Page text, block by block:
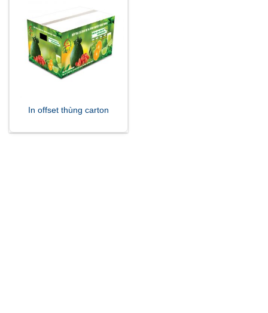
In offset thùng carton